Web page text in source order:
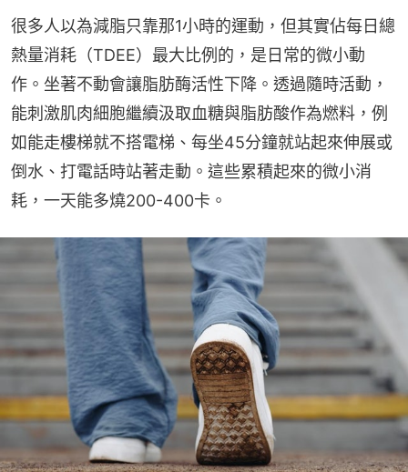
很多人以為減脂只靠那1小時的運動，但其實佔每日總
熱量消耗（TDEE）最大比例的，是日常的微小動
作。坐著不動會讓脂肪酶活性下降。透過隨時活動，
能刺激肌肉細胞繼續汲取血糖與脂肪酸作為燃料，例
如能走樓梯就不搭電梯、每坐45分鐘就站起來伸展或
倒水、打電話時站著走動。這些累積起來的微小消
耗，一天能多燒200-400卡。